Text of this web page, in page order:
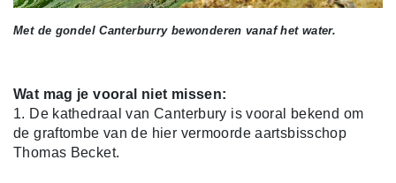
Met de gondel Canterburry bewonderen vanaf het water.
Wat mag je vooral niet missen:
1. De kathedraal van Canterbury is vooral bekend om
de graftombe van de hier vermoorde aartsbisschop
Thomas Becket.